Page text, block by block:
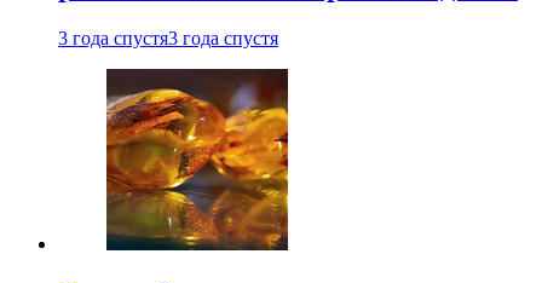
3 года спустя3 года спустя